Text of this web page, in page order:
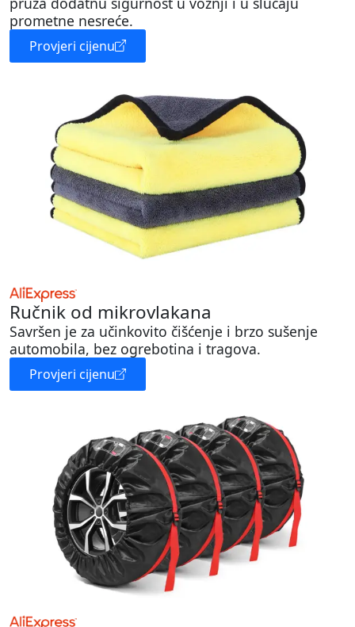
prometne nesreće.
Provjeri cijenu
Ručnik od mikrovlakana
Savršen je za učinkovito čišćenje i brzo sušenje
automobila, bez ogrebotina i tragova.
Provjeri cijenu